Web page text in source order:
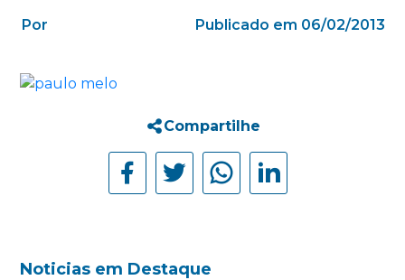
Por Publicado em 06/02/2013
Compartilhe
Noticias em Destaque